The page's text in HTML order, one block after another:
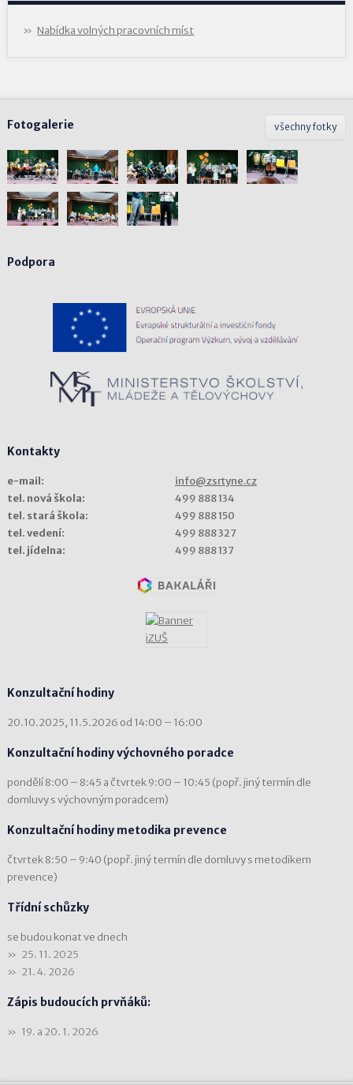
Nabídka volných pracovních míst
všechny fotky
Fotogalerie
Podpora
Kontakty
e-mail:
info@zsrtyne.cz
tel. nová škola:
499 888 134
tel. stará škola:
499 888 150
tel. vedení:
499 888 327
tel. jídelna:
499 888 137
Konzultační hodiny
20.10.2025, 11.5.2026 od 14:00 – 16:00
Konzultační hodiny výchovného poradce
pondělí 8:00 – 8:45 a čtvrtek 9:00 – 10:45 (popř. jiný termín dle
domluvy s výchovným poradcem)
Konzultační hodiny metodika prevence
čtvrtek 8:50 – 9:40 (popř. jiný termín dle domluvy s metodikem
prevence)
Třídní schůzky
se budou konat ve dnech
25. 11. 2025
21. 4. 2026
Zápis budoucích prvňáků:
19. a 20. 1. 2026